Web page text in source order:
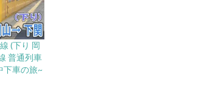
(下り 岡
普通列車
下車の旅~